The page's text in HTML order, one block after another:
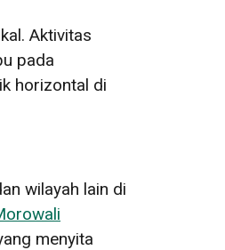
Aktivitas
pada
horizontal di
wilayah lain di
menyita